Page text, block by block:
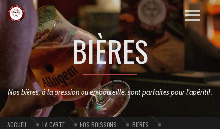
BIÈRES
Nos bières, à la pression ou en bouteille, sont parfaites pour l'apéritif.
ACCUEIL LA CARTE NOS BOISSONS BIÈRES